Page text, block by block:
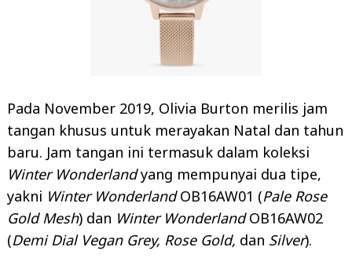
Pada November 2019, Olivia Burton merilis jam
tangan khusus untuk merayakan Natal dan tahun
baru. Jam tangan ini termasuk dalam koleksi
Winter Wonderlandyang mempunyai dua tipe,
yakni Winter WonderlandOB16AW01 (Pale Rose
Gold Mesh) dan Winter WonderlandOB16AW02
(Demi Dial Vegan Grey, Rose Gold, dan Silver).